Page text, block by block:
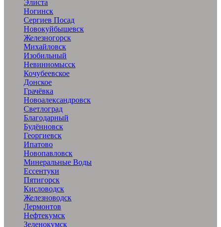
Элиста
Ногинск
Сергиев Посад
Новокуйбышевск
Железногорск
Михайловск
Изобильный
Невинномысск
Кочубеевское
Донское
Грачёвка
Новоалександровск
Светлоград
Благодарный
Будённовск
Георгиевск
Ипатово
Новопавловск
Минеральные Воды
Ессентуки
Пятигорск
Кисловодск
Железноводск
Лермонтов
Нефтекумск
Зеленокумск